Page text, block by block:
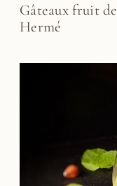
Gâteaux fruit
Hermé